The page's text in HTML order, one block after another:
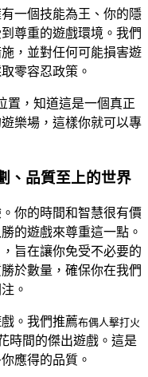
一個技能為王、你的隱
尊重的遊戲環境。我們
，並對任何可能損害遊
零容忍政策。
置，知道這是一個真正
樂場，這樣你就可以專
、品質至上的世界
你的時間和智慧很有價
的遊戲來尊重這一點。
旨在讓你免受不必要的
於數量，確保你在我們
。
。我們推薦布偶人擊打火
時間的傑出遊戲。這是
應得的品質。